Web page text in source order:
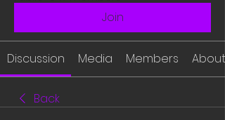
Join
Discussion Media Members About
Back